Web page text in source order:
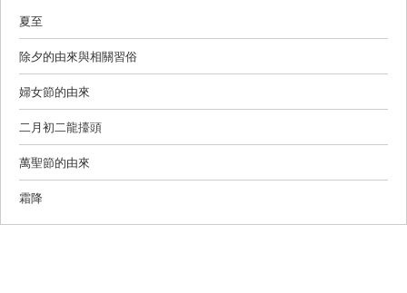
夏至
除夕的由來與相關習俗
婦女節的由來
二月初二龍擡頭
萬聖節的由來
霜降